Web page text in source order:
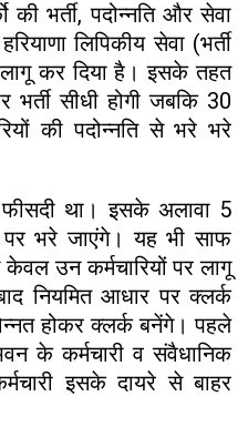
भर्ती, पदोन्नति और सेवा
लिपिकीय सेवा (भर्ती
कर दिया है। इसके तहत
सीधी होगी जबकि 30
की पदोन्नति से भरे भरे
था। इसके अलावा 5
भरे जाएंगे। यह भी साफ
उन कर्मचारियों पर लागू
नियमित आधार पर क्लर्क
होकर क्लर्क बनेंगे। पहले
के कर्मचारी व संवैधानिक
इसके दायरे से बाहर